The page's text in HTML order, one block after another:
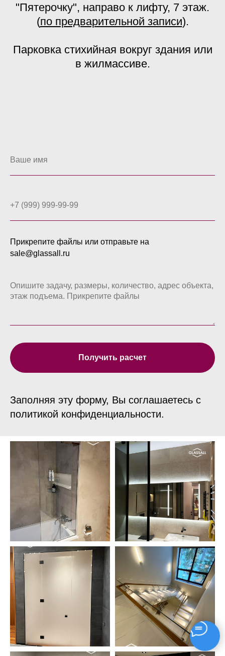
"Пятерочку", направо к лифту, 7 этаж.
(по предварительной записи).
Парковка стихийная вокруг здания или
в жилмассиве.
Прикрепите файлы или отправьте на
sale@glassall.ru
Получить расчет
Заполняя эту форму, Вы соглашаетесь с
политикой конфиденциальности.